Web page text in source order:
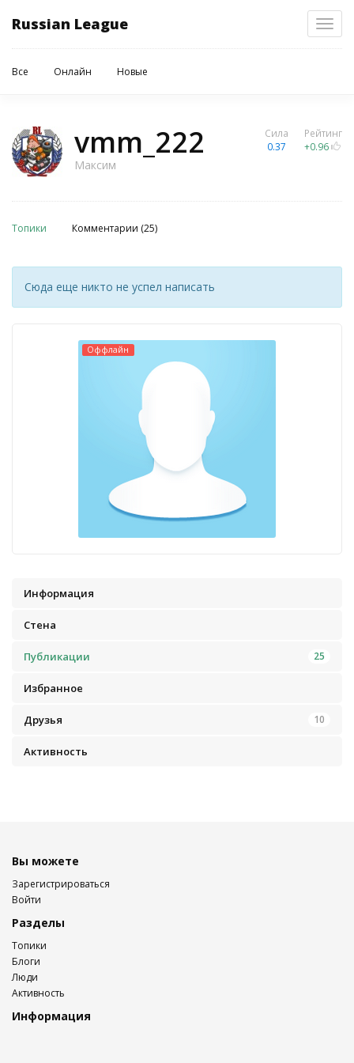
Russian League
Все Онлайн Новые
Рейтинг
+0.96
Сила
0.37
vmm_222
Максим
Топики Комментарии (25)
Сюда еще никто не успел написать
Оффлайн
Информация
Стена
Публикации 25
Избранное
Друзья 10
Активность
Вы можете
Зарегистрироваться
Войти
Разделы
Топики
Блоги
Люди
Активность
Информация